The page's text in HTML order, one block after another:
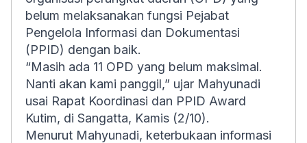
belum melaksanakan fungsi Pejabat
Pengelola Informasi dan Dokumentasi
(PPID) dengan baik.
“Masih ada 11 OPD yang belum maksimal.
Nanti akan kami panggil,” ujar Mahyunadi
usai Rapat Koordinasi dan PPID Award
Kutim, di Sangatta, Kamis (2/10).
Menurut Mahyunadi, keterbukaan informasi